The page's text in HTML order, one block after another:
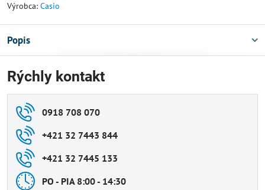
Výrobca: Casio
Popis
Rýchly kontakt
0918 708 070
+421 32 7443 844
+421 32 7445 133
PO - PIA 8:00 - 14:30